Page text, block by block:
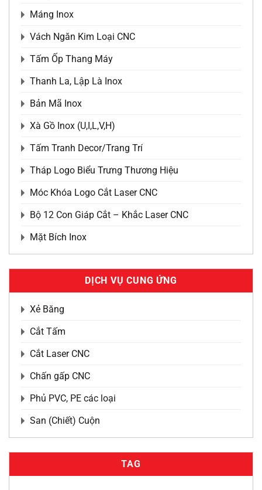
Máng Inox
Vách Ngăn Kim Loại CNC
Tấm Ốp Thang Máy
Thanh La, Lập Là Inox
Bản Mã Inox
Xà Gồ Inox (U,I,L,V,H)
Tấm Tranh Decor/Trang Trí
Tháp Logo Biểu Trưng Thương Hiệu
Móc Khóa Logo Cắt Laser CNC
Bộ 12 Con Giáp Cắt – Khắc Laser CNC
Mặt Bích Inox
DỊCH VỤ CUNG ỨNG
Xẻ Băng
Cắt Tấm
Cắt Laser CNC
Chấn gấp CNC
Phủ PVC, PE các loại
San (Chiết) Cuộn
TAG